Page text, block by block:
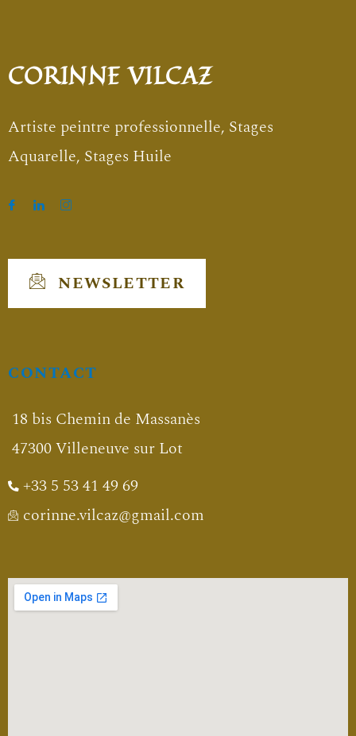
CORINNE VILCAZ
Artiste peintre professionnelle, Stages
Aquarelle, Stages Huile
NEWSLETTER
CONTACT
18 bis Chemin de Massanès
47300 Villeneuve sur Lot
+33 5 53 41 49 69
corinne.vilcaz@gmail.com